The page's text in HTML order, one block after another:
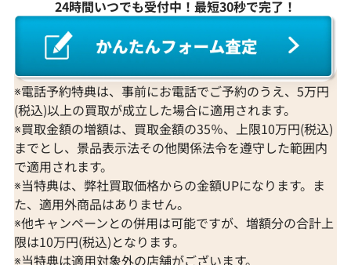
24時間いつでも受付中！最短30秒で完了！
※電話予約特典は、事前にお電話でご予約のうえ、5万円
(税込)以上の買取が成立した場合に適用されます。
※買取金額の増額は、買取金額の35％、上限10万円(税込)
までとし、景品表示法その他関係法令を遵守した範囲内
で適用されます。
※当特典は、弊社買取価格からの金額UPになります。ま
た、適用外商品はありません。
※他キャンペーンとの併用は可能ですが、増額分の合計上
限は10万円(税込)となります。
※当特典は適用対象外の店舗がございます。